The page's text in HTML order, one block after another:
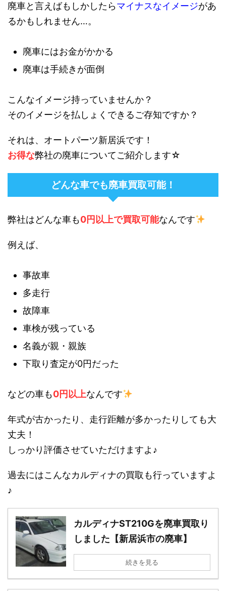
廃車と言えばもしかしたらマイナスなイメージがあ
るかもしれません…。
廃車にはお金がかかる
廃車は手続きが面倒
こんなイメージ持っていませんか？
そのイメージを払しょくできるご存知ですか？
それは、オートパーツ新居浜です！
お得な弊社の廃車についてご紹介します☆
どんな車でも廃車買取可能！
弊社はどんな車も0円以上で買取可能なんです
例えば、
事故車
多走行
故障車
車検が残っている
名義が親・親族
下取り査定が0円だった
などの車も0円以上なんです
年式が古かったり、走行距離が多かったりしても大
丈夫！
しっかり評価させていただけますよ♪
過去にはこんなカルディナの買取も行っていますよ
♪
カルディナST210Gを廃車買取り
しました【新居浜市の廃車】
続きを見る